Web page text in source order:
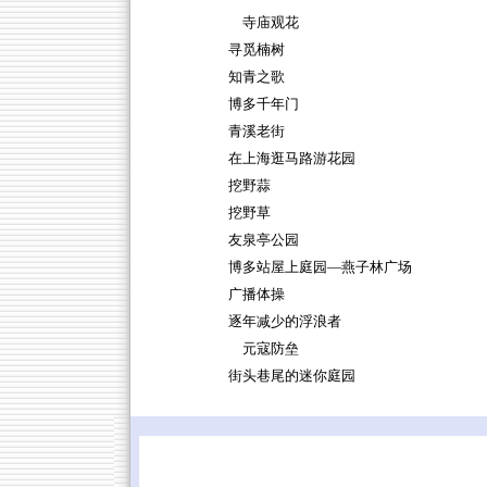
寺庙观花
寻觅楠树
知青之歌
博多千年门
青溪老街
在上海逛马路游花园
挖野蒜
挖野草
友泉亭公园
博多站屋上庭园—燕子林广场
广播体操
逐年减少的浮浪者
元寇防垒
街头巷尾的迷你庭园